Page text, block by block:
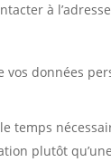
à
données
temps
plutôt